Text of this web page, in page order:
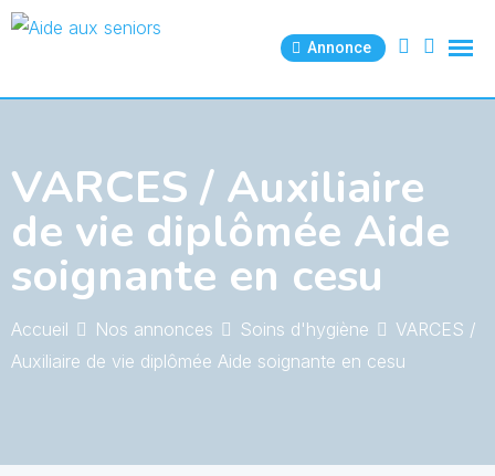
Skip
Annonce
VARCES / Auxiliaire
de vie diplômée Aide
soignante en cesu
Accueil Nos annonces Soins d'hygiène
VARCES /
Auxiliaire de vie diplômée Aide soignante en cesu